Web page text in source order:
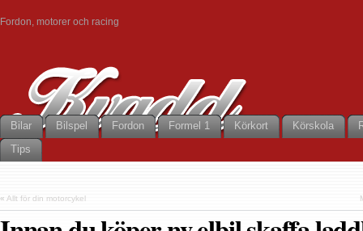
Fordon, motorer och racing
Bilar Bilspel Fordon Formel 1 Körkort Körskola
Tips
« Allt för din motorcykel